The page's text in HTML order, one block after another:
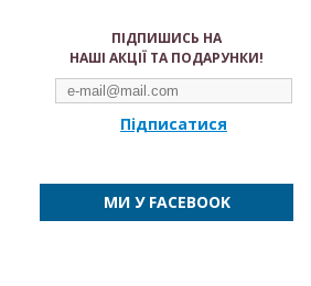
ПІДПИШИСЬ НА
НАШІ АКЦІЇ ТА ПОДАРУНКИ!
Підписатися
МИ У FACEBOOK